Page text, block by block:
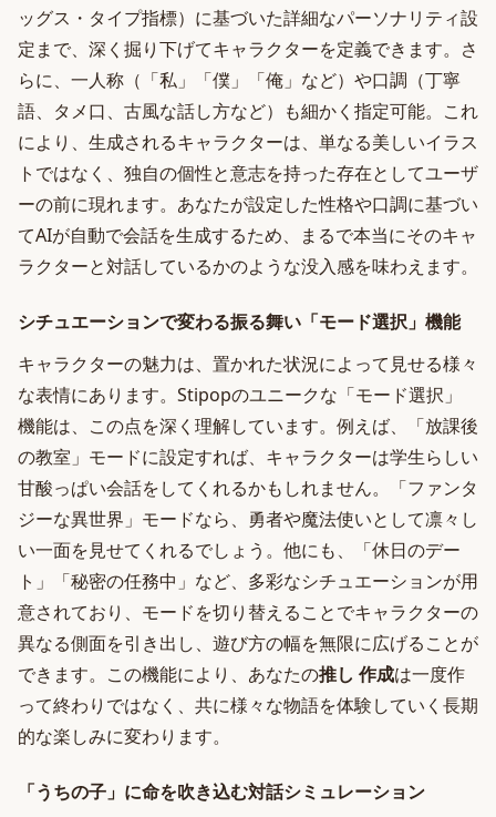
ッグス・タイプ指標）に基づいた詳細なパーソナリティ設
定まで、深く掘り下げてキャラクターを定義できます。さ
らに、一人称（「私」「僕」「俺」など）や口調（丁寧
語、タメ口、古風な話し方など）も細かく指定可能。これ
により、生成されるキャラクターは、単なる美しいイラス
トではなく、独自の個性と意志を持った存在としてユーザ
ーの前に現れます。あなたが設定した性格や口調に基づい
てAIが自動で会話を生成するため、まるで本当にそのキャ
ラクターと対話しているかのような没入感を味わえます。
シチュエーションで変わる振る舞い「モード選択」機能
キャラクターの魅力は、置かれた状況によって見せる様々
な表情にあります。Stipopのユニークな「モード選択」
機能は、この点を深く理解しています。例えば、「放課後
の教室」モードに設定すれば、キャラクターは学生らしい
甘酸っぱい会話をしてくれるかもしれません。「ファンタ
ジーな異世界」モードなら、勇者や魔法使いとして凛々し
い一面を見せてくれるでしょう。他にも、「休日のデー
ト」「秘密の任務中」など、多彩なシチュエーションが用
意されており、モードを切り替えることでキャラクターの
異なる側面を引き出し、遊び方の幅を無限に広げることが
できます。この機能により、あなたの推し 作成は一度作
って終わりではなく、共に様々な物語を体験していく長期
的な楽しみに変わります。
「うちの子」に命を吹き込む対話シミュレーション